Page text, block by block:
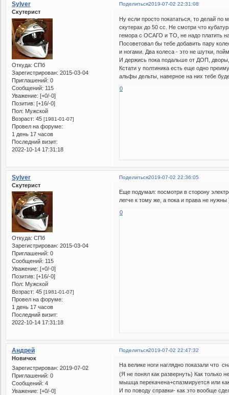
Поделиться2019-07-02 22:31:08
Sylver
Скутерист
Откуда: СПб
Зарегистрирован: 2015-03-04
Приглашений: 0
Сообщений: 115
Уважение: [+0/-0]
Позитив: [+16/-0]
Пол: Мужской
Возраст: 45 [1981-01-07]
Провел на форуме:
1 день 17 часов
Последний визит:
2022-10-14 17:31:18
Ну если просто покататься, то делай по
скутерах до 50 сс. Не смотри что
гемора с ОСАГО и ТО, не надо платить
Посоветовал бы тебе добавить пару
и ногами. Два колеса - это не шутки,
И держись пока подальше от ДОП,
Кстати у полтиника есть еще одно
альфы дельты, наверное на них тебе
0
Поделиться2019-07-02 22:36:05
Sylver
Скутерист
Откуда: СПб
Зарегистрирован: 2015-03-04
Приглашений: 0
Сообщений: 115
Уважение: [+0/-0]
Позитив: [+16/-0]
Пол: Мужской
Возраст: 45 [1981-01-07]
Провел на форуме:
1 день 17 часов
Последний визит:
2022-10-14 17:31:18
Еще подумал: посмотри в сторону
легче к тому же, а пока и права не нужны
0
Поделиться2019-07-02 22:47:32
Андрей
Новичок
Зарегистрирован: 2019-07-02
Приглашений: 0
Сообщений: 4
Уважение: [+0/-0]
На велике ноги наглядно показали что
(Я не понял как развернуть) Как только
мышца перекачена+спазмируется или
И по поводу справки- как это вообще